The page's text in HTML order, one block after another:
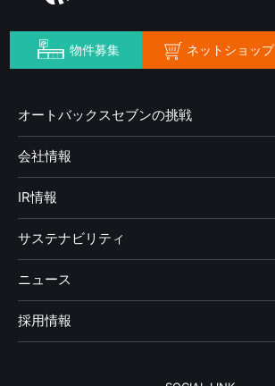
物件募集 ネットショップ
オートバックスセブンの挑戦
会社情報
IR情報
サステナビリティ
ニュース
採用情報